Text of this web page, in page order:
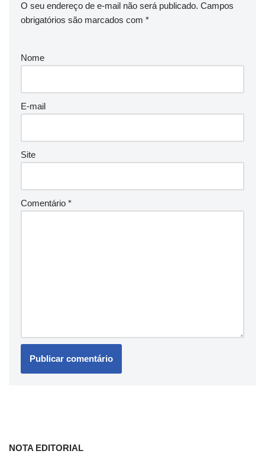
O seu endereço de e-mail não será publicado. Campos
obrigatórios são marcados com *
Nome
E-mail
Site
Comentário *
NOTA EDITORIAL